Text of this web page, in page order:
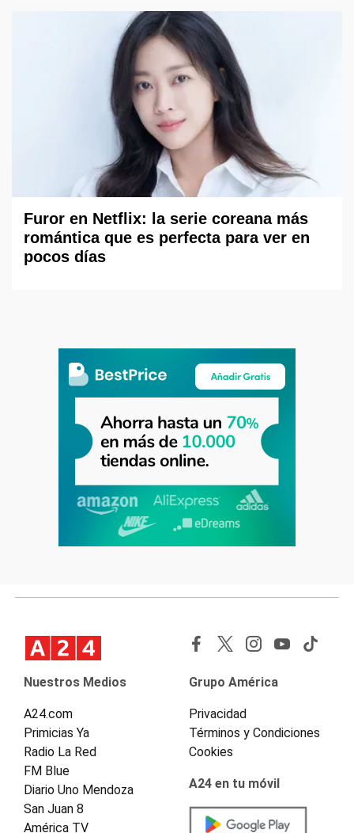
Furor en Netflix: la serie coreana más
romántica que es perfecta para ver en
pocos días
Nuestros Medios
A24.com
Primicias Ya
Radio La Red
FM Blue
Diario Uno Mendoza
San Juan 8
América TV
Grupo América
Privacidad
Términos y Condiciones
Cookies
A24 en tu móvil